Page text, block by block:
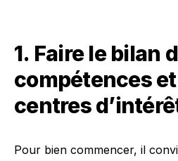
1. Faire le bilan
compétences
centres
Pour bien commencer, il